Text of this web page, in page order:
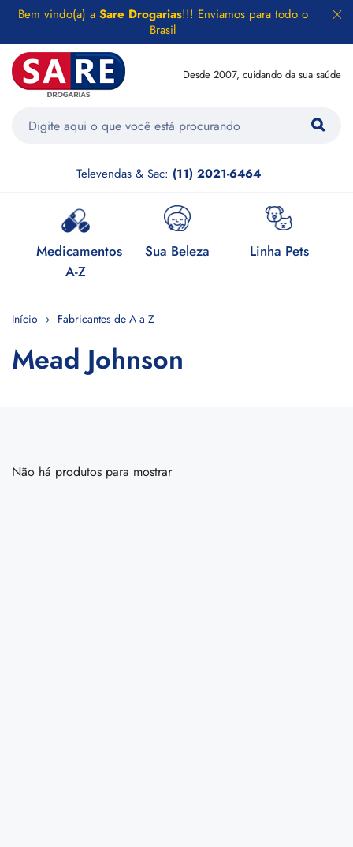
Bem vindo(a) a Sare Drogarias!!! Enviamos para todo o
Brasil
Desde 2007, cuidando da sua saúde
Televendas & Sac: (11) 2021-6464
Medicamentos
A-Z
Sua Beleza Linha Pets
Início Fabricantes de A a Z
Mead Johnson
Não há produtos para mostrar